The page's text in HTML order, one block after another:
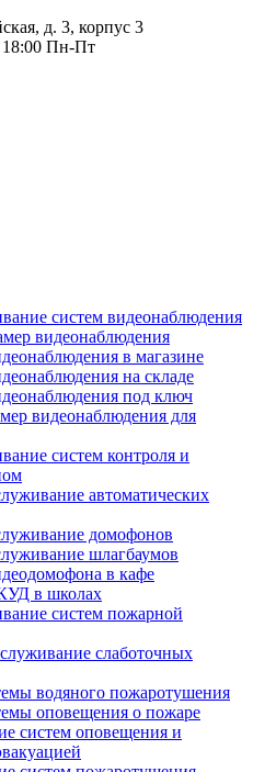
д. 3, корпус 3
18:00 Пн-Пт
систем видеонаблюдения
видеонаблюдения
в магазине
на складе
под ключ
видеонаблюдения для
систем контроля и
автоматических
домофонов
шлагбаумов
в кафе
в школах
систем пожарной
слаботочных
водяного пожаротушения
оповещения о пожаре
систем оповещения и